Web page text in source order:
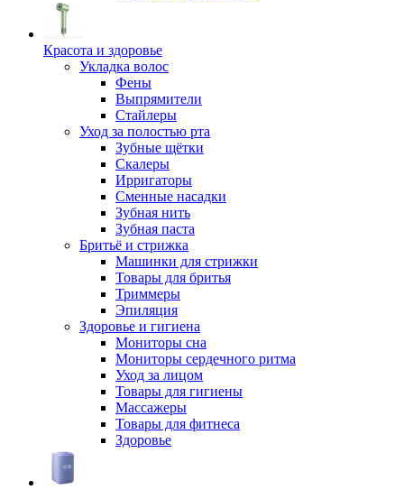
Красота и здоровье
Укладка волос
Фены
Выпрямители
Стайлеры
Уход за полостью рта
Зубные щётки
Скалеры
Ирригаторы
Сменные насадки
Зубная нить
Зубная паста
Бритьё и стрижка
Машинки для стрижки
Товары для бритья
Триммеры
Эпиляция
Здоровье и гигиена
Мониторы сна
Мониторы сердечного ритма
Уход за лицом
Товары для гигиены
Массажеры
Товары для фитнеса
Здоровье